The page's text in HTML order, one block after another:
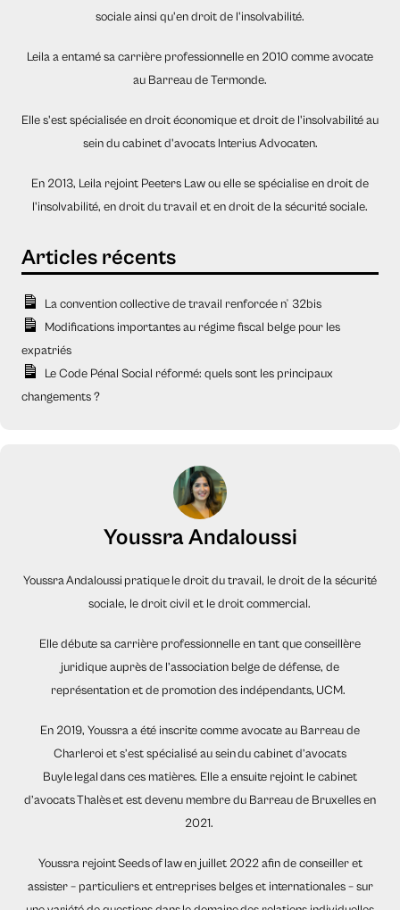
sociale ainsi qu'en droit de l'insolvabilité.
Leila a entamé sa carrière professionnelle en 2010 comme avocate
au Barreau de Termonde.
Elle s'est spécialisée en droit économique et droit de l'insolvabilité au
sein du cabinet d'avocats Interius Advocaten.
En 2013, Leila rejoint Peeters Law ou elle se spécialise en droit de
l'insolvabilité, en droit du travail et en droit de la sécurité sociale.
La convention collective de travail renforcée n° 32bis
Modifications importantes au régime fiscal belge pour les
expatriés
Le Code Pénal Social réformé: quels sont les principaux
changements ?
Youssra Andaloussi
Youssra Andaloussi pratique le droit du travail, le droit de la sécurité
sociale, le droit civil et le droit commercial.
Elle débute sa carrière professionnelle en tant que conseillère
juridique auprès de l’association belge de défense, de
représentation et de promotion des indépendants, UCM.
En 2019, Youssra a été inscrite comme avocate au Barreau de
Charleroi et s’est spécialisé au sein du cabinet d’avocats
Buyle legal dans ces matières. Elle a ensuite rejoint le cabinet
d’avocats Thalès et est devenu membre du Barreau de Bruxelles en
2021.
Youssra rejoint Seeds of law en juillet 2022 afin de conseiller et
assister – particuliers et entreprises belges et internationales – sur